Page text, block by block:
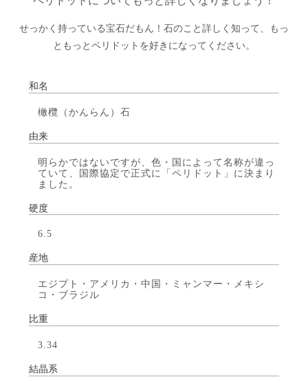
せっかく持っている宝石だもん！石のこと詳しく知って、もっ
ともっとペリドットを好きになってください。
和名
橄欖（かんらん）石
由来
明らかではないですが、色・国によって名称が違っ
ていて、国際協定で正式に「ペリドット」に決まり
ました。
硬度
6.5
産地
エジプト・アメリカ・中国・ミャンマー・メキシ
コ・ブラジル
比重
3.34
結晶系